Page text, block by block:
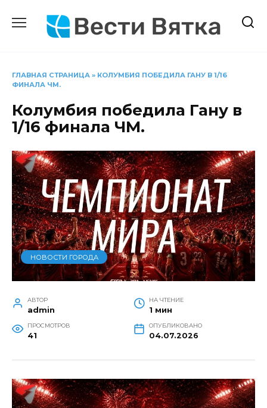
содержанию
ГЛАВНАЯ СТРАНИЦА » КОЛУМБИЯ ПОБЕДИЛА ГАНУ В 1/16
ФИНАЛА ЧМ.
Колумбия победила Гану в
1/16 финала ЧМ.
НОВОСТИ ГОРОДА
АВТОР
admin
НА ЧТЕНИЕ
1 мин
ПРОСМОТРОВ
41
ОПУБЛИКОВАНО
04.07.2026